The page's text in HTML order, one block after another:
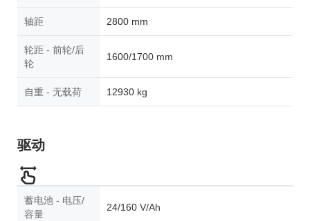
轴距 2800 mm
轮距 - 前轮/后
轮
1600/1700 mm
自重 - 无载荷 12930 kg
驱动
蓄电池 - 电压/
容量
24/160 V/Ah